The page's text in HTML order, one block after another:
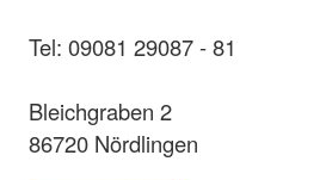
Tel: 09081 29087 - 81
Bleichgraben 2
86720 Nördlingen